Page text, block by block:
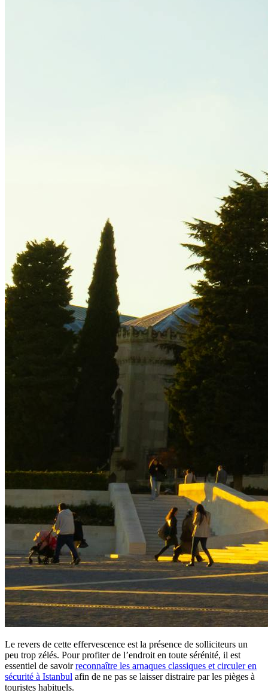
Le revers de cette effervescence est la présence de solliciteurs un
peu trop zélés. Pour profiter de l’endroit en toute sérénité, il est
essentiel de savoirreconnaître les arnaques classiques et circuler en
sécurité à Istanbul afin de ne pas se laisser distraire par les pièges à
touristes habituels.